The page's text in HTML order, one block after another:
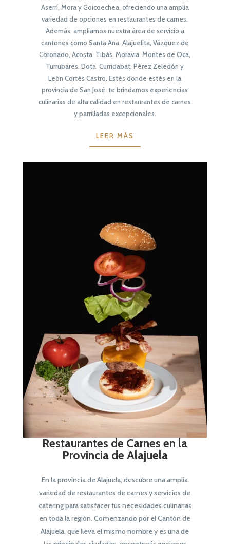
Aserrí, Mora y Goicoechea, ofreciendo una amplia
variedad de opciones en restaurantes de carnes.
Además, ampliamos nuestra área de servicio a
cantones como Santa Ana, Alajuelita, Vázquez de
Coronado, Acosta, Tibás, Moravia, Montes de Oca,
Turrubares, Dota, Curridabat, Pérez Zeledón y
León Cortés Castro. Estés donde estés en la
provincia de San José, te brindamos experiencias
culinarias de alta calidad en restaurantes de carnes
y parrilladas excepcionales.
LEER MÁS
Restaurantes de Carnes en la
Provincia de Alajuela
En la provincia de Alajuela, descubre una amplia
variedad de restaurantes de carnes y servicios de
catering para satisfacer tus necesidades culinarias
en toda la región. Comenzando por el Cantón de
Alajuela, que lleva el mismo nombre y es una de